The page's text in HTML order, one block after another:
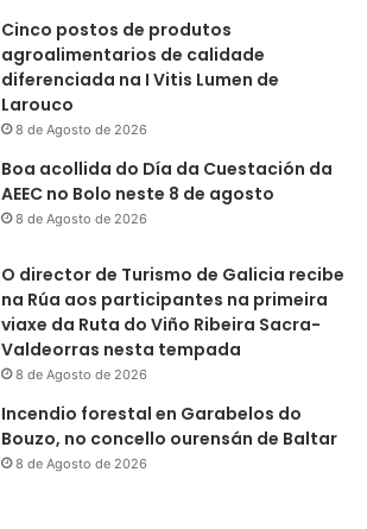
Cinco postos de produtos
agroalimentarios de calidade
diferenciada na I Vitis Lumen de
Larouco
8 de Agosto de 2026
Boa acollida do Día da Cuestación da
AEEC no Bolo neste 8 de agosto
8 de Agosto de 2026
O director de Turismo de Galicia recibe
na Rúa aos participantes na primeira
viaxe da Ruta do Viño Ribeira Sacra-
Valdeorras nesta tempada
8 de Agosto de 2026
Incendio forestal en Garabelos do
Bouzo, no concello ourensán de Baltar
8 de Agosto de 2026